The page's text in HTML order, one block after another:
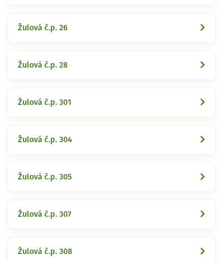
Žulová č.p. 26
Žulová č.p. 28
Žulová č.p. 301
Žulová č.p. 304
Žulová č.p. 305
Žulová č.p. 307
Žulová č.p. 308